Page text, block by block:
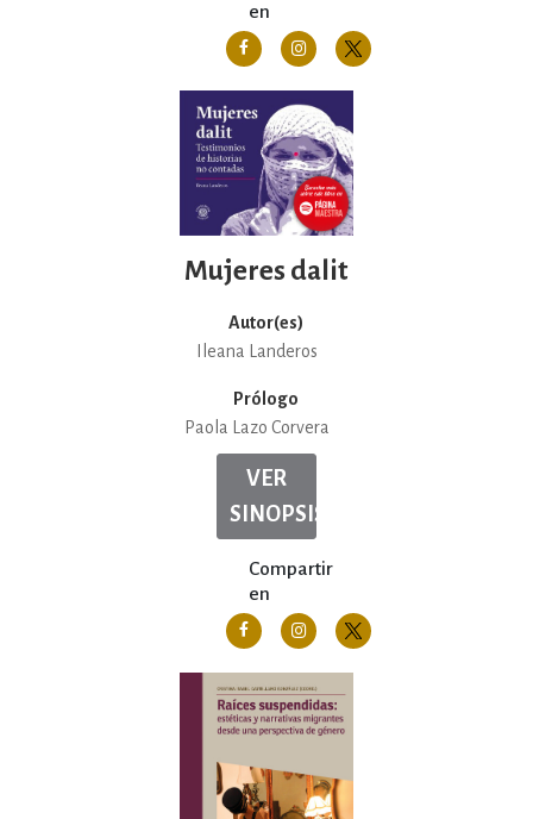
en
Mujeres dalit
Autor(es)
Ileana Landeros
Prólogo
Paola Lazo Corvera
VER
SINOPSIS
Compartir
en